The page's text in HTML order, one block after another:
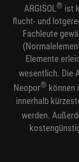
ARGISOL® ist
flucht- und
Fachleute
Elemente
wesentlich. Die
Neopor® können
innerhalb
werden.